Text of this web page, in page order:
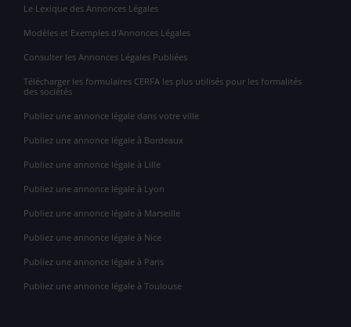
Le Lexique des Annonces Légales
Modèles et Exemples d'Annonces Légales
Consulter les Annonces Légales Publiées
Télécharger les formulaires CERFA les plus utilisés pour les formalités
des sociétés
Publiez une annonce légale dans votre ville
Publiez une annonce légale à Bordeaux
Publiez une annonce légale à Lille
Publiez une annonce légale à Lyon
Publiez une annonce légale à Marseille
Publiez une annonce légale à Nice
Publiez une annonce légale à Paris
Publiez une annonce légale à Toulouse